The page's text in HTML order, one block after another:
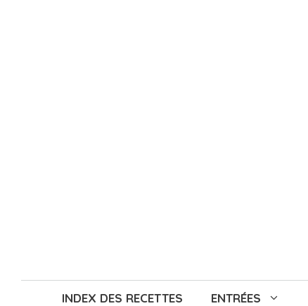
INDEX DES RECETTES ENTRÉES